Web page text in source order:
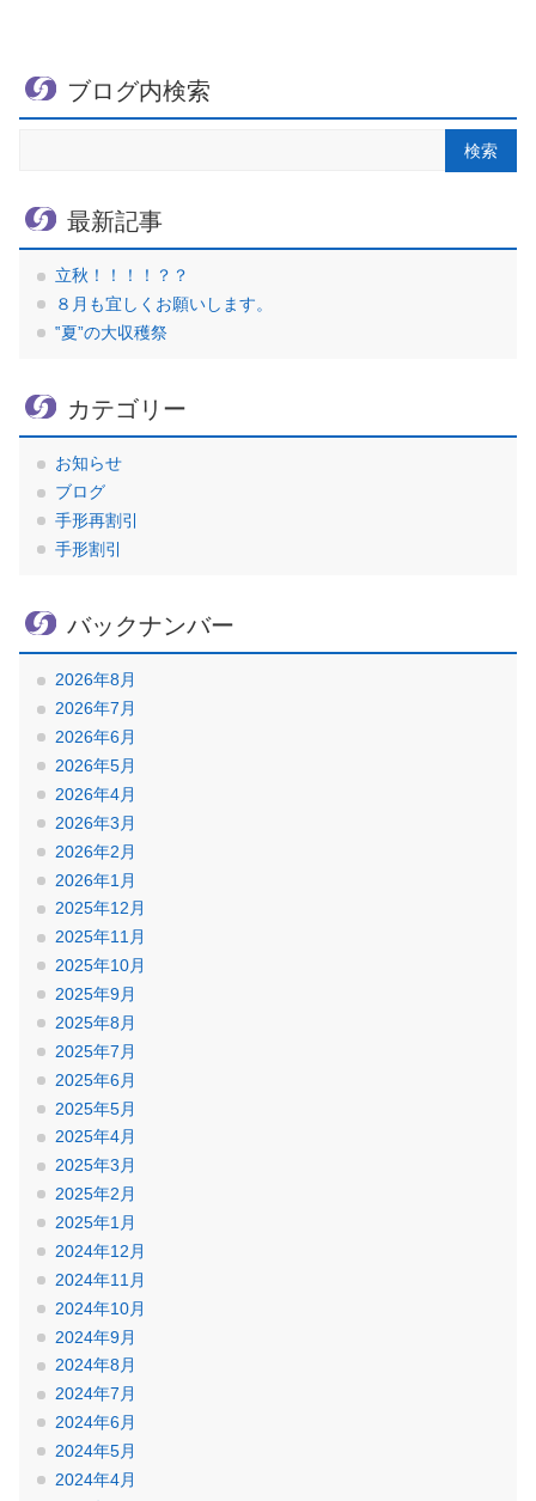
ブログ内検索
最新記事
立秋！！！！？？
８月も宜しくお願いします。
‟夏”の大収穫祭
カテゴリー
お知らせ
ブログ
手形再割引
手形割引
バックナンバー
2026年8月
2026年7月
2026年6月
2026年5月
2026年4月
2026年3月
2026年2月
2026年1月
2025年12月
2025年11月
2025年10月
2025年9月
2025年8月
2025年7月
2025年6月
2025年5月
2025年4月
2025年3月
2025年2月
2025年1月
2024年12月
2024年11月
2024年10月
2024年9月
2024年8月
2024年7月
2024年6月
2024年5月
2024年4月